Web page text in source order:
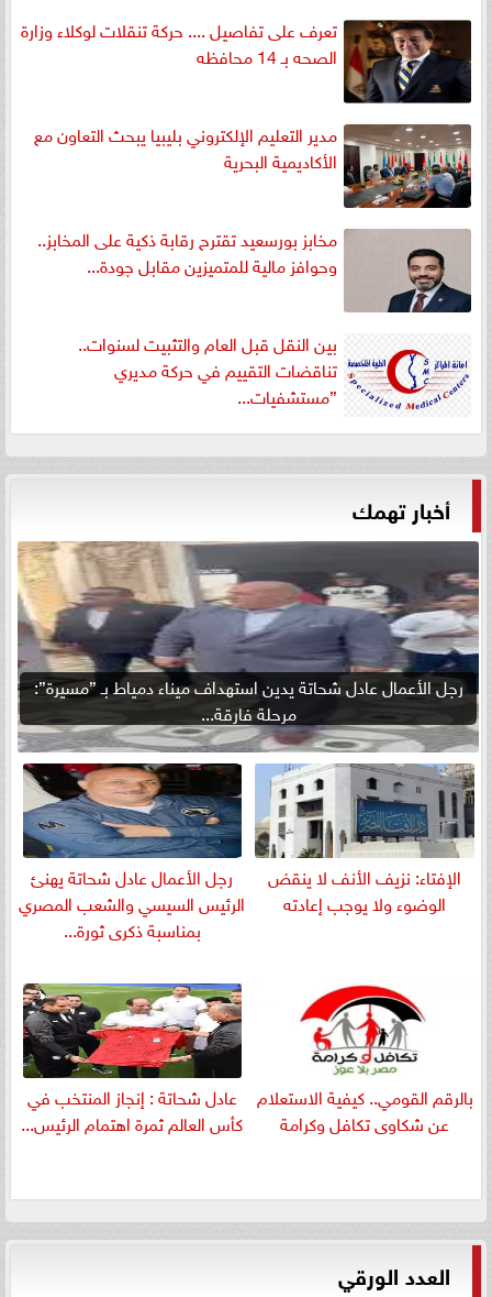
تعرف على تفاصيل .... حركة تنقلات لوكلاء وزارة
الصحه بـ 14 محافظه
مدير التعليم الإلكتروني بليبيا يبحث التعاون مع
الأكاديمية البحرية
مخابز بورسعيد تقترح رقابة ذكية على المخابز..
وحوافز مالية للمتميزين مقابل جودة...
بين النقل قبل العام والتثبيت لسنوات..
تناقضات التقييم في حركة مديري
”مستشفيات...
أخبار تهمك
رجل الأعمال عادل شحاتة يدين استهداف ميناء دمياط بـ ”مسيرة”:
مرحلة فارقة...
الإفتاء: نزيف الأنف لا ينقض
الوضوء ولا يوجب إعادته
رجل الأعمال عادل شحاتة يهنئ
الرئيس السيسي والشعب المصري
بمناسبة ذكرى ثورة...
بالرقم القومي.. كيفية الاستعلام
عن شكاوى تكافل وكرامة
عادل شحاتة : إنجاز المنتخب في
كأس العالم ثمرة اهتمام الرئيس...
العدد الورقي